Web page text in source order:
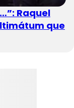
Raquel
que